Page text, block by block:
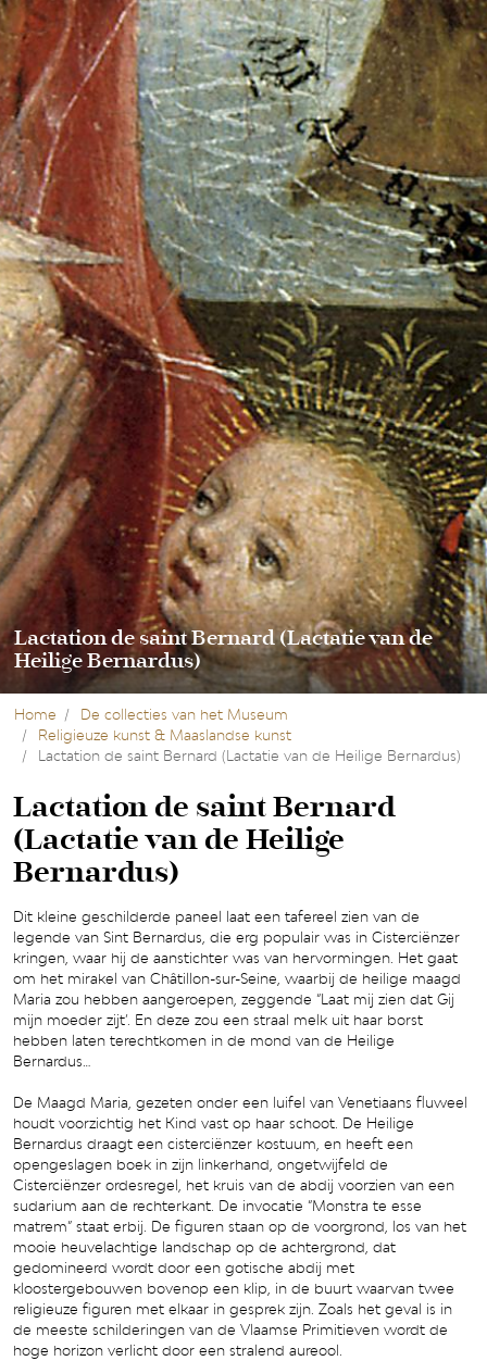
Lactation de saint Bernard (Lactatie van de
Heilige Bernardus)
Home
De collecties van het Museum
Religieuze kunst & Maaslandse kunst
Lactation de saint Bernard (Lactatie van de Heilige Bernardus)
Lactation de saint Bernard
(Lactatie van de Heilige
Bernardus)
Dit kleine geschilderde paneel laat een tafereel zien van de
legende van Sint Bernardus, die erg populair was in Cisterciënzer
kringen, waar hij de aanstichter was van hervormingen. Het gaat
om het mirakel van Châtillon-sur-Seine, waarbij de heilige maagd
Maria zou hebben aangeroepen, zeggende “Laat mij zien dat Gij
mijn moeder zijt’. En deze zou een straal melk uit haar borst
hebben laten terechtkomen in de mond van de Heilige
Bernardus…
De Maagd Maria, gezeten onder een luifel van Venetiaans fluweel
houdt voorzichtig het Kind vast op haar schoot. De Heilige
Bernardus draagt een cisterciënzer kostuum, en heeft een
opengeslagen boek in zijn linkerhand, ongetwijfeld de
Cisterciënzer ordesregel, het kruis van de abdij voorzien van een
sudarium aan de rechterkant. De invocatie “Monstra te esse
matrem” staat erbij. De figuren staan op de voorgrond, los van het
mooie heuvelachtige landschap op de achtergrond, dat
gedomineerd wordt door een gotische abdij met
kloostergebouwen bovenop een klip, in de buurt waarvan twee
religieuze figuren met elkaar in gesprek zijn. Zoals het geval is in
de meeste schilderingen van de Vlaamse Primitieven wordt de
hoge horizon verlicht door een stralend aureool.